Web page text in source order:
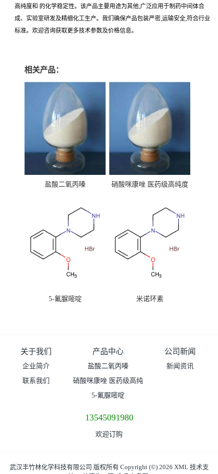
高纯度和 的化学稳定性。该产品主要用途为其他,广泛应用于制药中间体合
成、实验室研发及精细化工生产。我们确保产品包装严密,运输安全,符合行业
标准。欢迎咨询获取更多技术参数及价格信息。
相关产品：
盐酸二氧丙嗪
硝酸咪康唑 医药级高纯度
5-氟脲嘧啶 米诺环素
关于我们
企业简介
联系我们
产品中心
盐酸二氧丙嗪
硝酸咪康唑 医药级高纯
度99%原粉
5-氟脲嘧啶
公司新闻
新闻资讯
13545091980
欢迎订购
武汉丰竹林化学科技有限公司 版权所有 Copyright (©) 2026 XML技术支